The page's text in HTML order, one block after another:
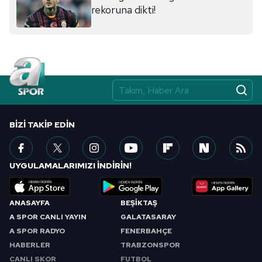
sınırlı olarak açık rızanız dahilinde kullanılacaktır.
için Ayarlar butonuna tıklayabilir,
Metnimiziziyaret edebilirsiniz.
6698 sayılı Kişisel Verilerin Korunması Kanunu uyarınca
hazırlanmış Aydınlatma Metnimizi okumak ve sitemizde
almak için lütfen
tıklayınız .
rekoruna dikti!
ANASAYFA
A SPOR CANLI YAYIN
A SPOR RADYO
HABERLER
CANLI SKOR
BEŞİKTAŞ
GALATASARAY
FENERBAHÇE
TRABZONSPOR
FUTBOL
BIZI TAKIP EDIN
UYGULAMALARIMIZI İNDİRİN!